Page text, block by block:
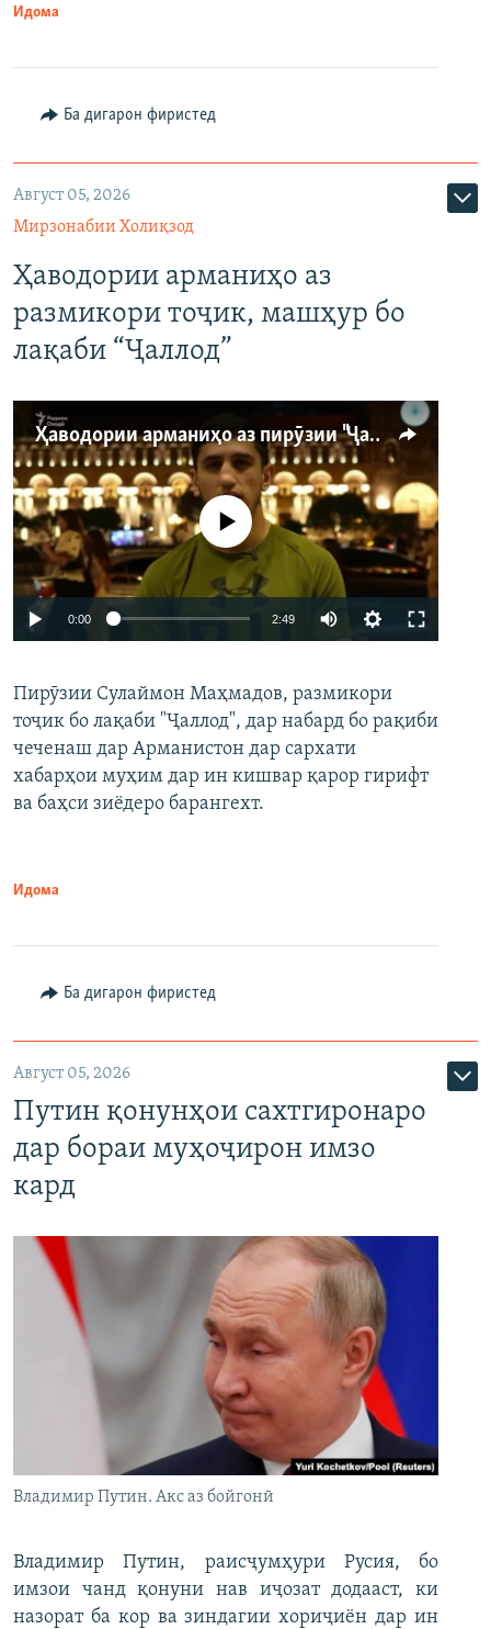
Идома
Ба дигарон фиристед
Август 05, 2026
Мирзонабии Холиқзод
Ҳаводории арманиҳо аз
размикори тоҷик, машҳур бо
лақаби “Ҷаллод”
Ҳаводории арманиҳо аз пирӯзии "Ҷаллод"-и тоҷик
Auto 240p 360p 480p
720p 1080p
Феълан кор намекунад
0:00 2:49
360p
480p
Пирӯзии Сулаймон Маҳмадов, размикори
тоҷик бо лақаби "Ҷаллод", дар набард бо рақиби
чеченаш дар Арманистон дар сархати
хабарҳои муҳим дар ин кишвар қарор гирифт
ва баҳси зиёдеро барангехт.
Идома
Ба дигарон фиристед
Август 05, 2026
Путин қонунҳои сахтгиронаро
дар бораи муҳоҷирон имзо
кард
Владимир Путин. Акс аз бойгонӣ
Владимир Путин, раисҷумҳури Русия, бо
имзои чанд қонуни нав иҷозат додааст, ки
назорат ба кор ва зиндагии хориҷиён дар ин